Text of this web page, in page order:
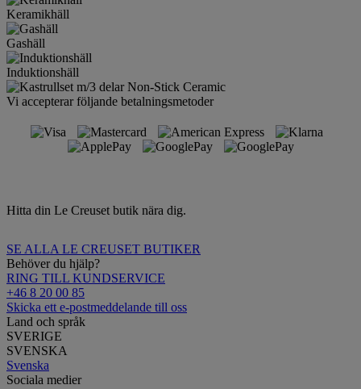
Keramikhäll
Gashäll
Induktionshäll
Vi accepterar följande betalningsmetoder
Hitta din Le Creuset butik nära dig.
SE ALLA LE CREUSET BUTIKER
Behöver du hjälp?
RING TILL KUNDSERVICE
+46 8 20 00 85
Skicka ett e-postmeddelande till oss
Land och språk
SVERIGE
SVENSKA
Svenska
Sociala medier